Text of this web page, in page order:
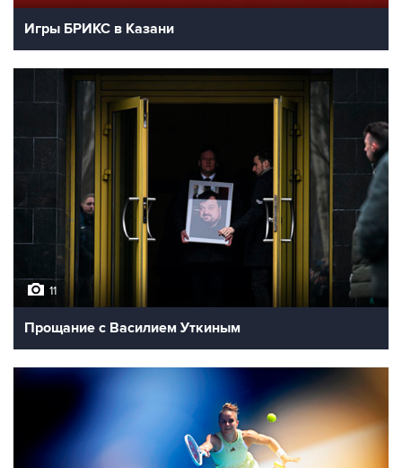
Игры БРИКС в Казани
11
Прощание с Василием Уткиным